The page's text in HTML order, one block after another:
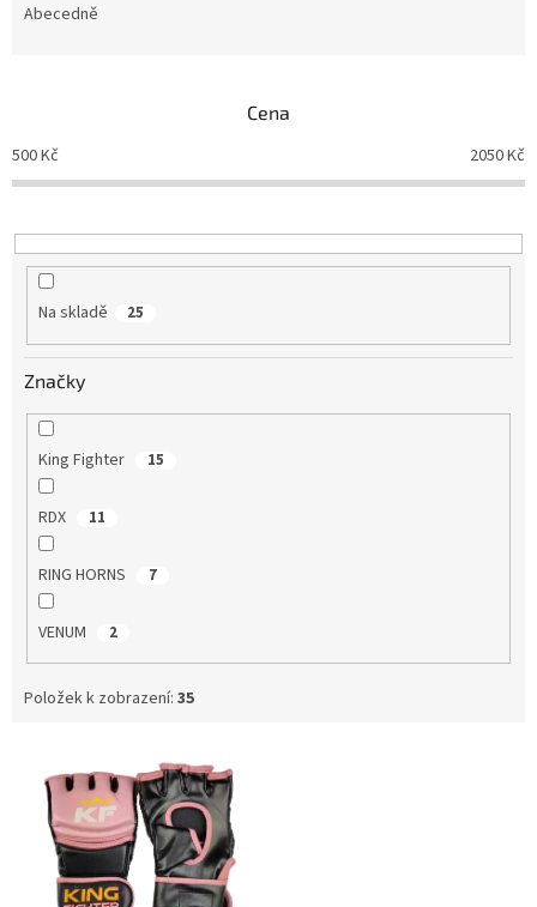
o
d
k
t
Abecedně
Cena
500Kč 2050Kč
Na skladě 25
Značky
King Fighter 15
RDX 11
RING HORNS 7
VENUM 2
Položek k zobrazení: 35